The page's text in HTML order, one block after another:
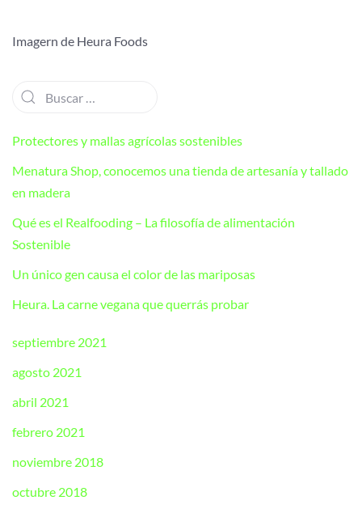
Imagern de Heura Foods
Protectores y mallas agrícolas sostenibles
Menatura Shop, conocemos una tienda de artesanía y tallado
en madera
Qué es el Realfooding – La filosofía de alimentación
Sostenible
Un único gen causa el color de las mariposas
Heura. La carne vegana que querrás probar
septiembre 2021
agosto 2021
abril 2021
febrero 2021
noviembre 2018
octubre 2018